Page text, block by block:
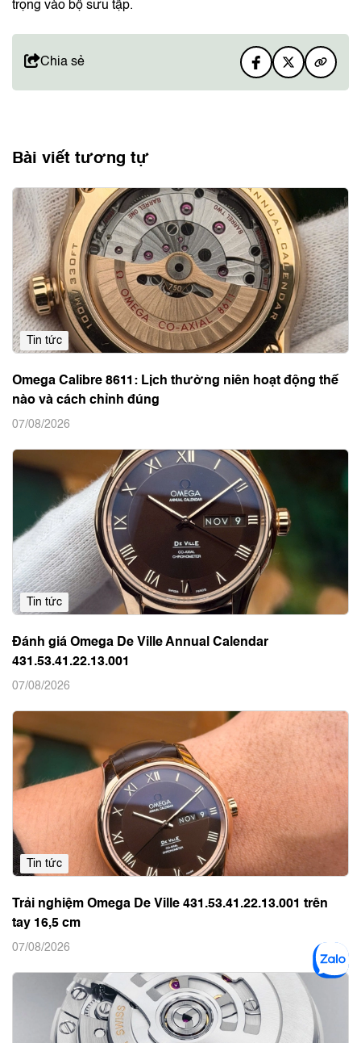
trọng vào bộ sưu tập.
Chia sẻ
Bài viết tương tự
Tin tức
Omega Calibre 8611: Lịch thường niên hoạt động thế
nào và cách chỉnh đúng
07/08/2026
Tin tức
Đánh giá Omega De Ville Annual Calendar
431.53.41.22.13.001
07/08/2026
Tin tức
Trải nghiệm Omega De Ville 431.53.41.22.13.001 trên
tay 16,5 cm
07/08/2026